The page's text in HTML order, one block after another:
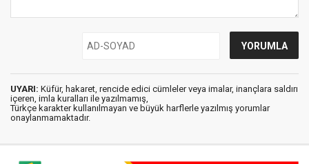
UYARI: Küfür, hakaret, rencide edici cümleler veya imalar, inançlara saldırı
içeren, imla kuralları ile yazılmamış,
Türkçe karakter kullanılmayan ve büyük harflerle yazılmış yorumlar
onaylanmamaktadır.